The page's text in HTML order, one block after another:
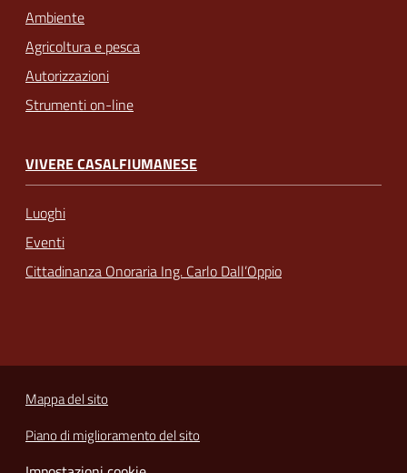
Ambiente
Agricoltura e pesca
Autorizzazioni
Strumenti on-line
VIVERE CASALFIUMANESE
Luoghi
Eventi
Cittadinanza Onoraria Ing. Carlo Dall’Oppio
Mappa del sito
Piano di miglioramento del sito